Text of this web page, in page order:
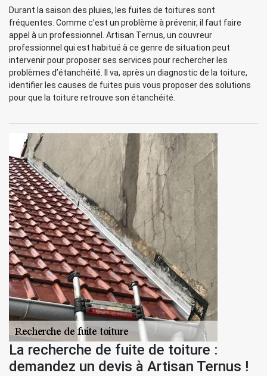
Durant la saison des pluies, les fuites de toitures sont
fréquentes. Comme c’est un problème à prévenir, il faut faire
appel à un professionnel. Artisan Ternus, un couvreur
professionnel qui est habitué à ce genre de situation peut
intervenir pour proposer ses services pour rechercher les
problèmes d’étanchéité. Il va, après un diagnostic de la toiture,
identifier les causes de fuites puis vous proposer des solutions
pour que la toiture retrouve son étanchéité.
La recherche de fuite de toiture :
demandez un devis à Artisan Ternus !